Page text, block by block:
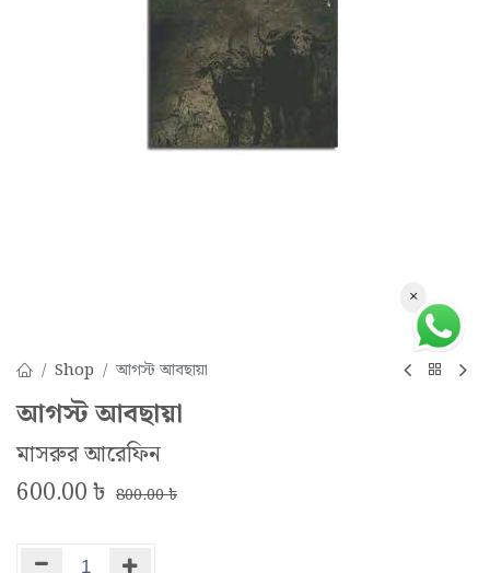
Shop আগস্ট আবছায়া
আগস্ট আবছায়া
মাসরুর আরেফিন
600.00৳ 800.00৳
×